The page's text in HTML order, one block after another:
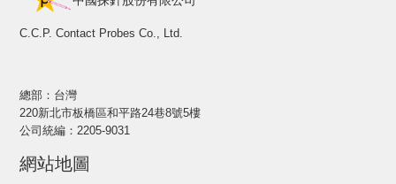
C.C.P. Contact Probes Co., Ltd.
總部：台灣
220新北市板橋區和平路24巷8號5樓
公司統編：2205-9031
網站地圖